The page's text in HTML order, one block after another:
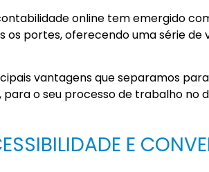
online tem emergido
os portes, oferecendo uma série de
vantagens que separamos
o seu processo de trabalho no
E